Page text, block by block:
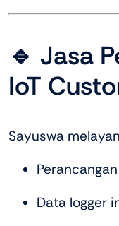
🔹 Jasa
IoT
Sayuswa
Data logger